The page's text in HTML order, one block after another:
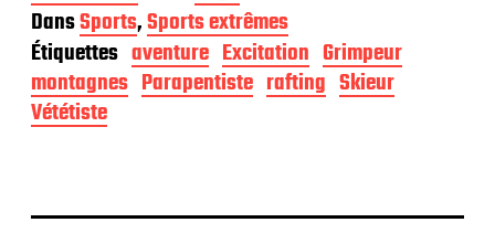
a
t
e
d
e
p
i
DansSports,Sports extrêmes
Étiquettes aventure Excitation Grimpeur
montagnes Parapentiste rafting Skieur
Vététiste